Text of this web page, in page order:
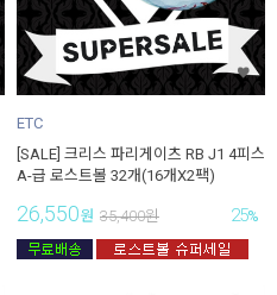
ETC
[SALE] 크리스 파리게이츠 RB J1 4피스
A-급 로스트볼 32개(16개X2팩)
26,550원 35,400원 25%